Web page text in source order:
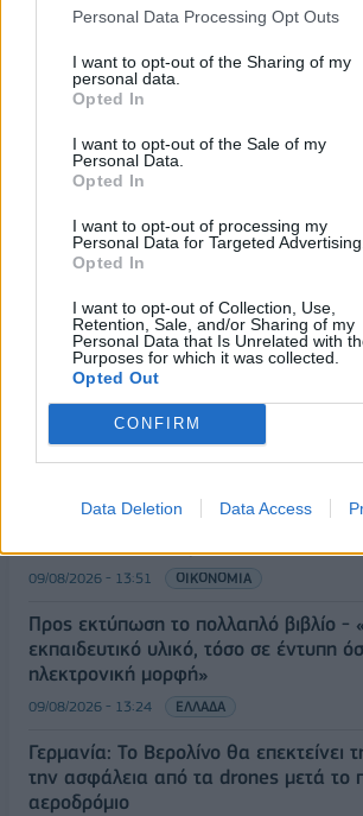
Personal Data Processing Opt Outs
I want to opt-out of the Sharing of my
personal data.
Opted In
I want to opt-out of the Sale of my
Personal Data.
Opted In
I want to opt-out of processing my
Personal Data for Targeted Advertising.
Opted In
I want to opt-out of Collection, Use,
Retention, Sale, and/or Sharing of my
Personal Data that Is Unrelated with
Purposes for which it was collected.
Opted Out
CONFIRM
Data Deletion Data Access
ΡΟΗ ΕΙΔΗΣΕΩΝ
περιμένει»
09/08/2026 - 14:34 ΠΟΛΙΤΙΚΗ
Ε. Τουρνάς: Πάνω από 400 πυρκαγιές
ημέρες - Σε επιφυλακή ο κρατικός
09/08/2026 - 14:17 ΠΟΛΙΤΙΚΗ
Εξαγωγές: Η Ελλάδα κερδίζει τους
ανταγωνιστές – Άνοδος μεριδίων σε
09/08/2026 - 13:51 ΟΙΚΟΝΟΜΙΑ
Προς εκτύπωση το πολλαπλό βιβλίο -
εκπαιδευτικό υλικό, τόσο σε έντυπη
ηλεκτρονική μορφή»
09/08/2026 - 13:24 ΕΛΛΑΔΑ
Γερμανία: Το Βερολίνο θα επεκτείνει
την ασφάλεια από τα drones μετά το
αεροδρόμιο